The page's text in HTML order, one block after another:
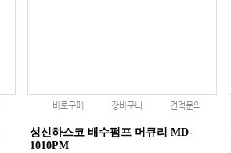
바로구매 장바구니 견적문의
성신하스코 배수펌프 머큐리 MD-
1010PM